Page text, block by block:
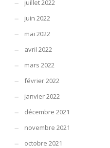
juillet 2022
juin 2022
mai 2022
avril 2022
mars 2022
février 2022
janvier 2022
décembre 2021
novembre 2021
octobre 2021